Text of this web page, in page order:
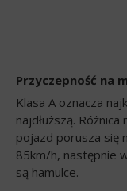
Przyczepność na
Klasa A oznacza
najdłuższą.
pojazd porusza się
85km/h, następnie
są hamulce.